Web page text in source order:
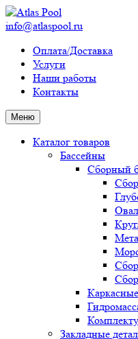
info@atlaspool.ru
Оплата/Доставка
Услуги
Наши работы
Контакты
Меню
Каталог товаров
Бассейны
Сборный
Закладные